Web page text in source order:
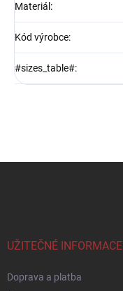
Materiál :
Kód výrobce:
#sizes_table#:
UŽITEČNÉ INFORMACE
Doprava a platba